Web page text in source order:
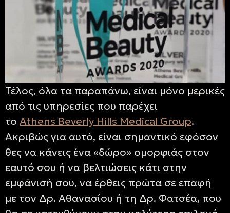
Τέλος, όλα τα παραπάνω, είναι μόνο μερικές
από τις υπηρεσίες που παρέχει
το Athens Beverly Hills Medical Group.
Ακριβώς για αυτό, είναι σημαντικό εφόσον
θες να κάνεις ένα «δώρο» ομορφιάς στον
εαυτό σου ή να βελτιώσεις κάτι στην
εμφάνισή σου, να έρθεις πρώτα σε επαφή
με τον Δρ. Αθανασίου ή τη Δρ. Φατσέα, που